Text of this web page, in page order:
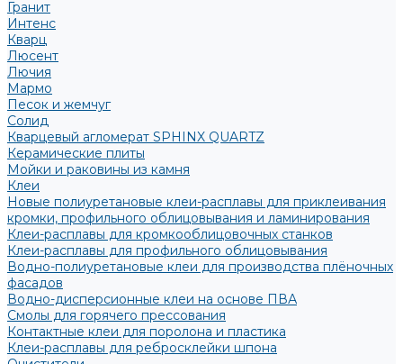
Гранит
Интенс
Кварц
Люсент
Лючия
Мармо
Песок и жемчуг
Солид
Кварцевый агломерат SPHINX QUARTZ
Керамические плиты
Мойки и раковины из камня
Клеи
Новые полиуретановые клеи-расплавы для приклеивания
кромки, профильного облицовывания и ламинирования
Клеи-расплавы для кромкооблицовочных станков
Клеи-расплавы для профильного облицовывания
Водно-полиуретановые клеи для производства плёночных
фасадов
Водно-дисперсионные клеи на основе ПВА
Смолы для горячего прессования
Контактные клеи для поролона и пластика
Клеи-расплавы для ребросклейки шпона